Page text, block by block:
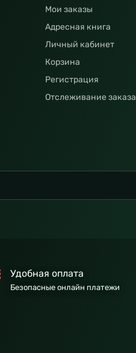
Мои заказы
Адресная книга
Личный кабинет
Корзина
Регистрация
Отслеживание заказа
Удобная оплата
Безопасные онлайн платежи